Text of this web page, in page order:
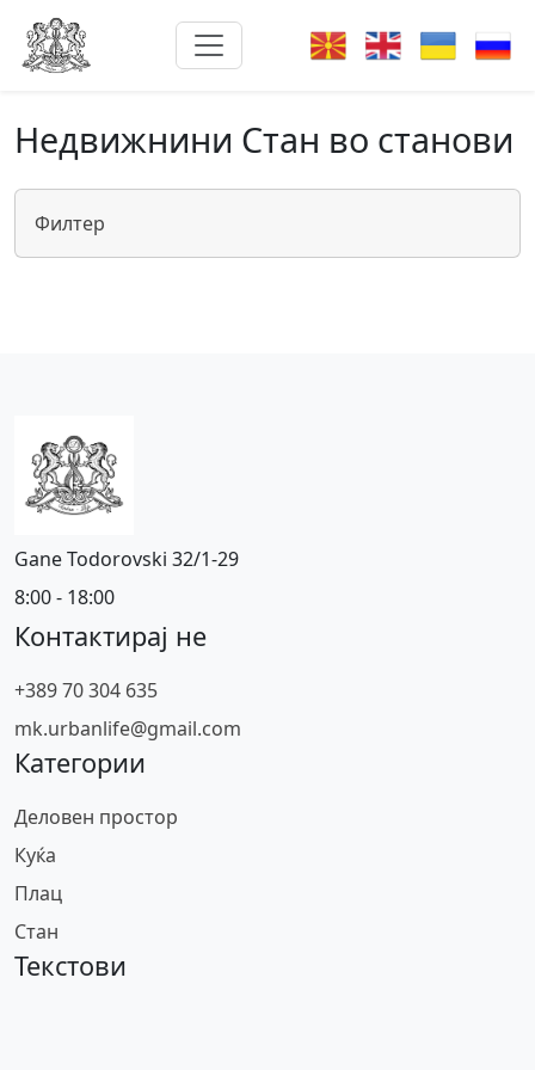
Недвижнини Стан во станови
Филтер
Gane Todorovski 32/1-29
8:00 - 18:00
Контактирај не
+389 70 304 635
mk.urbanlife@gmail.com
Категории
Деловен простор
Куќа
Плац
Стан
Текстови